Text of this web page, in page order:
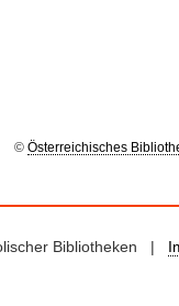
© Österreichisches
Bibliotheken |